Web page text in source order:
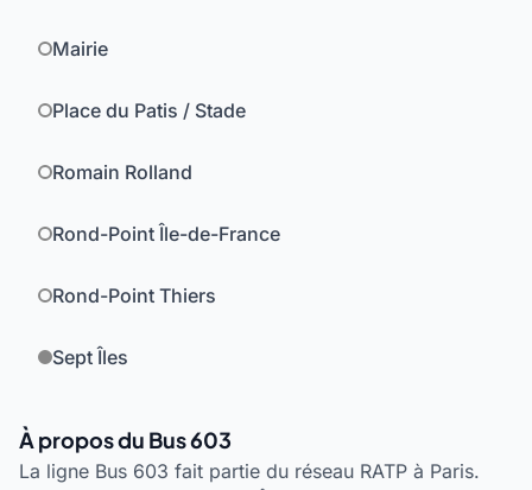
Mairie
Place du Patis / Stade
Romain Rolland
Rond-Point Île-de-France
Rond-Point Thiers
Sept Îles
À propos du Bus 603
La ligne Bus 603 fait partie du réseau RATP à Paris.